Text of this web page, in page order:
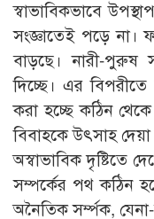
স্বাভাবিকভাবে
সংজ্ঞাতেই পড়ে না।
বাড়ছে। নারী-পুরুষ
দিচ্ছে। এর
করা হচ্ছে কঠিন
বিবাহকে উৎসাহ
অস্বাভাবিক দৃষ্টিতে
সম্পর্কের পথ কঠিন
অনৈতিক সর্ম্পক,